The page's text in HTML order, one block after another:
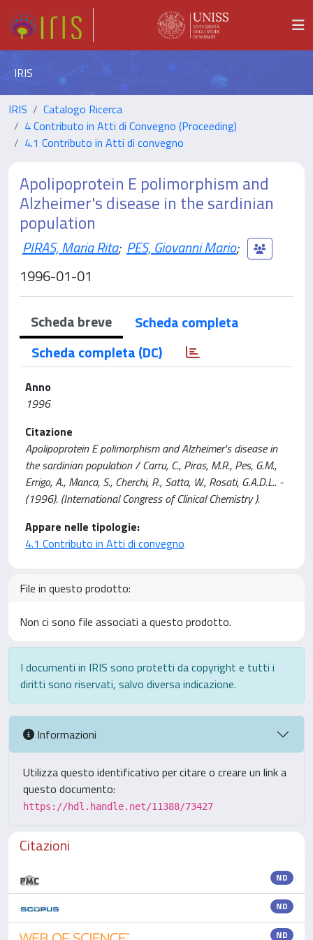
IRIS
IRIS
Catalogo Ricerca
4 Contributo in Atti di Convegno (Proceeding)
4.1 Contributo in Atti di convegno
Apolipoprotein E polimorphism and
Alzheimer's disease in the sardinian
population
PIRAS, Maria Rita; PES, Giovanni Mario;
1996-01-01
Scheda breve
Scheda completa
Scheda completa (DC)
Anno
1996
Citazione
Apolipoprotein E polimorphism and Alzheimer's disease in
the sardinian population / Carru, C., Piras, M.R., Pes, G.M.,
Errigo, A., Manca, S., Cherchi, R., Satta, W., Rosati, G.A.D.L.. -
(1996). (International Congress of Clinical Chemistry ).
Appare nelle tipologie:
4.1 Contributo in Atti di convegno
File in questo prodotto:
Non ci sono file associati a questo prodotto.
I documenti in IRIS sono protetti da copyright e tutti i
diritti sono riservati, salvo diversa indicazione.
Informazioni
Utilizza questo identificativo per citare o creare un link a
questo documento:
https://hdl.handle.net/11388/73427
Citazioni
ND
ND
ND